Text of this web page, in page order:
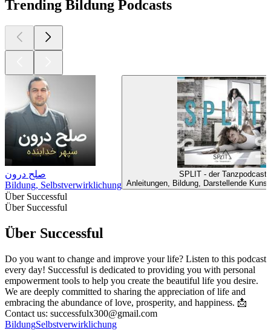
Trending Bildung Podcasts
صلح درون
Bildung, Selbstverwirklichung
SPLIT - der Tanzpodcast
Anleitungen, Bildung, Darstellende
Über Successful
Über Successful
Über Successful
Do you want to change and improve your life? Listen to this podcast
every day! Successful is dedicated to providing you with personal
empowerment tools to help you create the beautiful life you desire.
We are deeply committed to sharing the appreciation of life and
embracing the abundance of love, prosperity, and happiness. 📩
Contact us: successfulx300@gmail.com
BildungSelbstverwirklichung